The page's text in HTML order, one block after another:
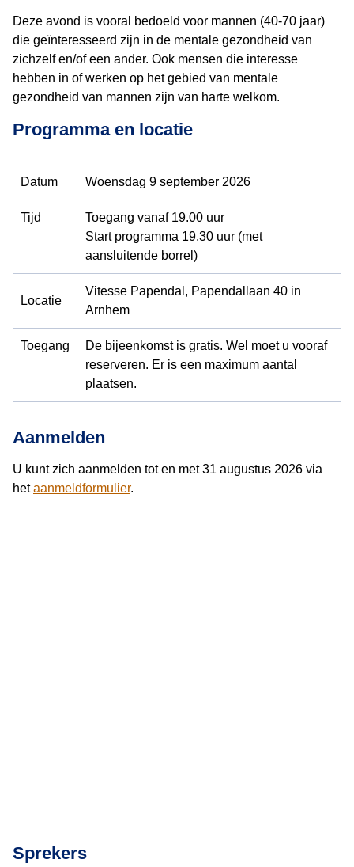
Deze avond is vooral bedoeld voor mannen (40-70 jaar)
die geïnteresseerd zijn in de mentale gezondheid van
zichzelf en/of een ander. Ook mensen die interesse
hebben in of werken op het gebied van mentale
gezondheid van mannen zijn van harte welkom.
Programma en locatie
Datum Woensdag 9 september 2026
Tijd
Toegang vanaf 19.00 uur
Start programma 19.30 uur (met
aansluitende borrel)
Locatie
Vitesse Papendal, Papendallaan 40 in
Arnhem
Toegang
De bijeenkomst is gratis. Wel moet u vooraf
reserveren. Er is een maximum aantal
plaatsen.
Aanmelden
U kunt zich aanmelden tot en met 31 augustus 2026 via
hetaanmeldformulier.
Sprekers